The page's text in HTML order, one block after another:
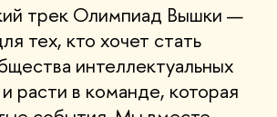
трек Олимпиад Вышки —
тех, кто хочет стать
интеллектуальных
расти в команде, которая